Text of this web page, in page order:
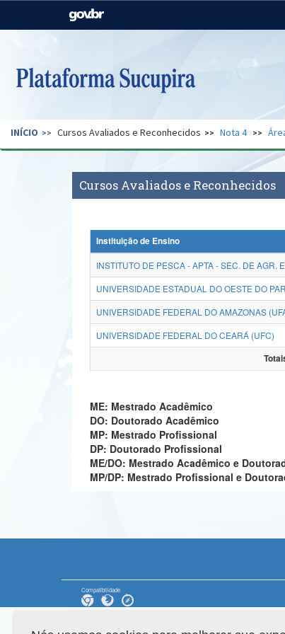
Casa Civil
Pecuária e Abastecimento
Secretaria de Governo Gabinete de
INÍCIO Cursos Avaliados e Reconhecidos Nota 4
Cursos Avaliados e Reconhecidos
Instituição de Ensino
INSTITUTO DE PESCA - APTA - SEC. DE AGR.
UNIVERSIDADE ESTADUAL DO OESTE DO
UNIVERSIDADE FEDERAL DO AMAZONAS
UNIVERSIDADE FEDERAL DO CEARÁ (UFC)
ME: Mestrado Acadêmico
DO: Doutorado Acadêmico
MP: Mestrado Profissional
DP: Doutorado Profissional
ME/DO: Mestrado Acadêmico e
MP/DP: Mestrado Profissional e
Compatibilidade